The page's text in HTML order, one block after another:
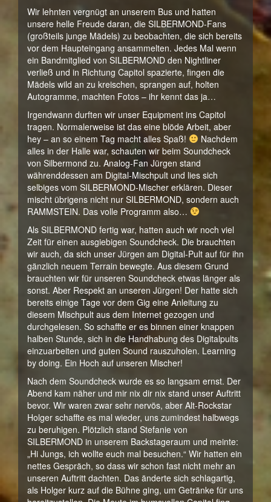
Wir lehnten vergnügt an unserem Bus und hatten
unsere helle Freude daran, die SILBERMOND-Fans
(großteils junge Mädels) zu beobachten, die sich bereits
vor dem Haupteingang ansammelten. Jedes Mal wenn
ein Bandmitglied von SILBERMOND den Nightliner
verließ und in Richtung Capitol spazierte, fingen die
Mädels wild an zu kreischen, sprangen auf, holten
Autogramme, machten Fotos – ihr kennt das ja…
Irgendwann durften wir unser Equipment ins Capitol
tragen. Normalerweise ist das eine blöde Arbeit, aber
hey – an so einem Tag macht alles Spaß!
Nachdem
alles in der Halle war, schauten wir beim Soundcheck
von Silbermond zu. Analog-Fan Jürgen stand
währenddessen am Digital-Mischpult und lies sich
selbiges vom SILBERMOND-Mischer erklären. Dieser
mischt übrigens nicht nur SILBERMOND, sondern auch
RAMMSTEIN. Das volle Programm also…
Als SILBERMOND fertig war, hatten auch wir noch viel
Zeit für einen ausgiebigen Soundcheck. Die brauchten
wir auch, da sich unser Jürgen am Digital-Pult auf für ihn
gänzlich neuem Terrain bewegte. Aus diesem Grund
brauchten wir für unseren Soundcheck etwas länger als
sonst. Aber Respekt an unseren Jürgen! Der hatte sich
bereits einige Tage vor dem Gig eine Anleitung zu
diesem Mischpult aus dem Internet gezogen und
durchgelesen. So schaffte er es binnen einer knappen
halben Stunde, sich in die Handhabung des Digitalpults
einzuarbeiten und guten Sound rauszuholen. Learning
by doing. Ein Hoch auf unseren Mischer!
Nach dem Soundcheck wurde es so langsam ernst. Der
Abend kam näher und mir nix dir nix stand unser Auftritt
bevor. Wir waren zwar sehr nervös, aber Alt-Rockstar
Holger schaffte es mal wieder, uns zumindest halbwegs
zu beruhigen. Plötzlich stand Stefanie von
SILBERMOND in unserem Backstageraum und meinte:
„Hi Jungs, ich wollte euch mal besuchen.“ Wir hatten ein
nettes Gespräch, so dass wir schon fast nicht mehr an
unseren Auftritt dachten. Das änderte sich schlagartig,
als Holger kurz auf die Bühne ging, um Getränke für uns